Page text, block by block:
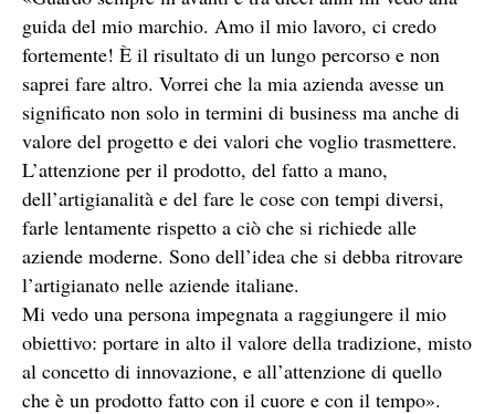
guida del mio marchio. Amo il mio lavoro, ci credo
fortemente! È il risultato di un lungo percorso e non
saprei fare altro. Vorrei che la mia azienda avesse un
significato non solo in termini di business ma anche di
valore del progetto e dei valori che voglio trasmettere.
L’attenzione per il prodotto, del fatto a mano,
dell’artigianalità e del fare le cose con tempi diversi,
farle lentamente rispetto a ciò che si richiede alle
aziende moderne. Sono dell’idea che si debba ritrovare
l’artigianato nelle aziende italiane.
Mi vedo una persona impegnata a raggiungere il mio
obiettivo: portare in alto il valore della tradizione, misto
al concetto di innovazione, e all’attenzione di quello
che è un prodotto fatto con il cuore e con il tempo».